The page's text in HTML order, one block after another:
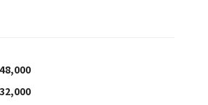
48,000
32,000